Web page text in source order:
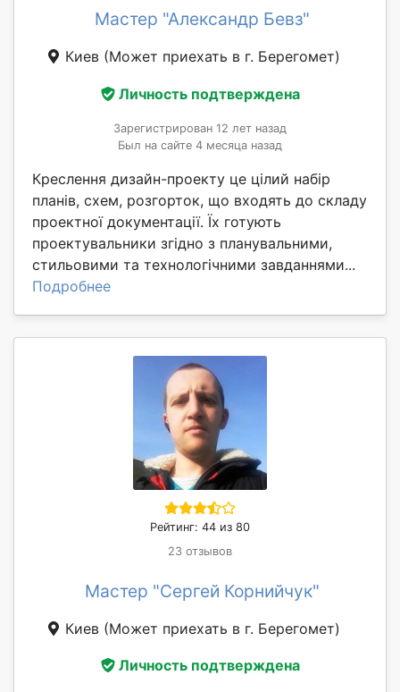
Мастер "Александр Бевз"
Киев (Может приехать в г. Берегомет)
Личность подтверждена
Зарегистрирован 12 лет назад
Был на сайте 4 месяца назад
Креслення дизайн-проекту це цілий набір
планів, схем, розгорток, що входять до складу
проектної документації. Їх готують
проектувальники згідно з планувальними,
стильовими та технологічними завданнями...
Подробнее
Рейтинг: 44 из 80
23 отзывов
Мастер "Сергей Корнийчук"
Киев (Может приехать в г. Берегомет)
Личность подтверждена